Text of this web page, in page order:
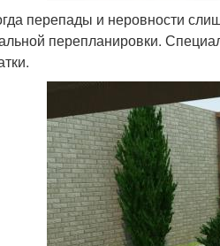
перепады и неровности
перепланировки.